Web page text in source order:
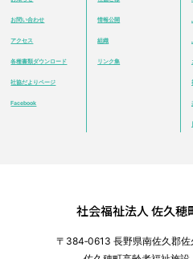
お問い合わせ
アクセス
各種書類ダウンロード
社協だよりページ
Facebook
情報公開
組織
リンク集
社会福祉法人 佐久穂
〒384‐0613 長野県南佐久郡